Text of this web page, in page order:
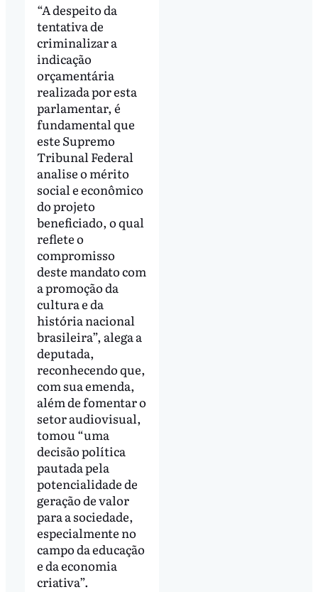
“A despeito da
tentativa de
criminalizar a
indicação
orçamentária
realizada por esta
parlamentar, é
fundamental que
este Supremo
Tribunal Federal
analise o mérito
social e econômico
do projeto
beneficiado, o qual
reflete o
compromisso
deste mandato com
a promoção da
cultura e da
história nacional
brasileira”, alega a
deputada,
reconhecendo que,
com sua emenda,
além de fomentar o
setor audiovisual,
tomou “uma
decisão política
pautada pela
potencialidade de
geração de valor
para a sociedade,
especialmente no
campo da educação
e da economia
criativa”.